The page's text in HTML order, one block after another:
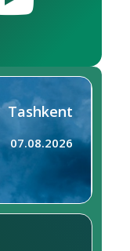
Tashkent
07.08.2026